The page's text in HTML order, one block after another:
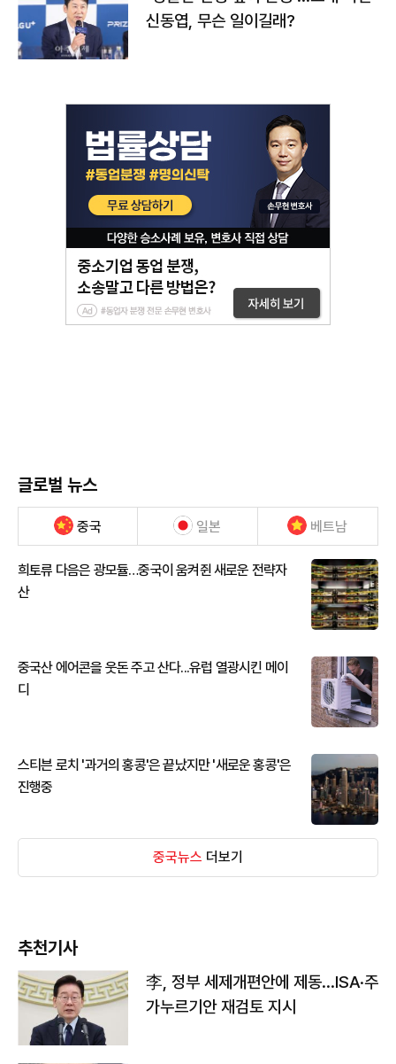
신동엽, 무슨 일이길래?
글로벌 뉴스
중국 일본 베트남
희토류 다음은 광모듈…중국이 움켜쥔 새로운 전략자
산
중국산 에어콘을 웃돈 주고 산다...유럽 열광시킨 메이
디
스티븐 로치 '과거의 홍콩'은 끝났지만 '새로운 홍콩'은
진행중
중국뉴스 더보기
추천기사
李, 정부 세제개편안에 제동…ISA·주
가누르기안 재검토 지시